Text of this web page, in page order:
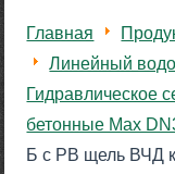
Главная
Линейный
Гидравлическое
бетонные Max
Б с РВ щель ВЧД